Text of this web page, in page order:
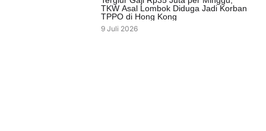
TKW Asal Lombok Diduga Jadi Korban
TPPO di Hong Kong
9 Juli 2026